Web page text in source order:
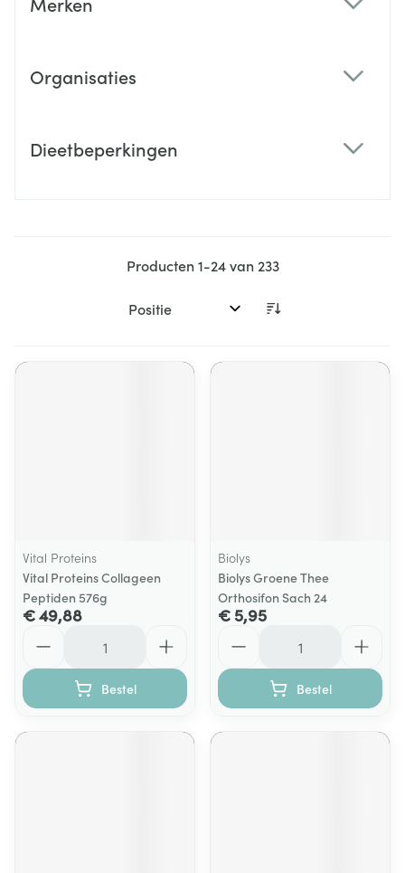
Organisaties
Dieetbeperkingen
Producten1-24van 233
Sorteer op:
Vital Proteins
Vital Proteins Collageen
Peptiden 576g
€ 49,88
Bestel
Biolys
Biolys Groene Thee
Orthosifon Sach 24
€ 5,95
Bestel